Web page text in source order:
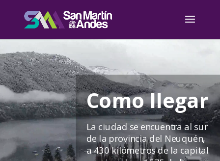
de
vídeo
Como llegar
La ciudad se encuentra al sur
de la provincia del Neuquén,
a 430 kilómetros de la capital